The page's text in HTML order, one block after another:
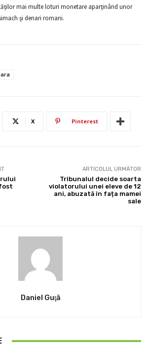
mai multe loturi monetare aparţinând unor
şi denari romani.
X Pinterest
ARTICOLUL URMĂTOR
Tribunalul decide soarta
violatorului unei eleve de 12
ani, abuzată în fața mamei
sale
Daniel Guţă